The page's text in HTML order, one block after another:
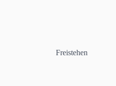
Freistehen